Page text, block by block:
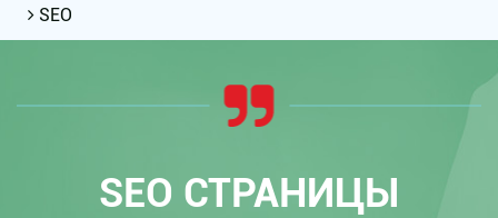
SEO
SEO СТРАНИЦЫ